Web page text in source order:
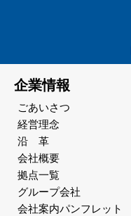
企業情報
ごあいさつ
経営理念
沿 革
会社概要
拠点一覧
グループ会社
会社案内パンフレット